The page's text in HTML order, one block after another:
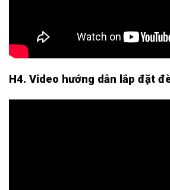
H4. Video hướng dẫn lắp đặt